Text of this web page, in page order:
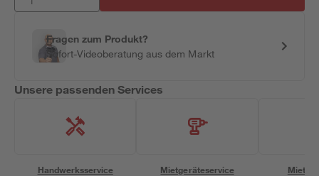
Fragen zum Produkt?
Sofort-Videoberatung aus dem Markt
Unsere passenden Services
Handwerksservice Mietgeräteservice